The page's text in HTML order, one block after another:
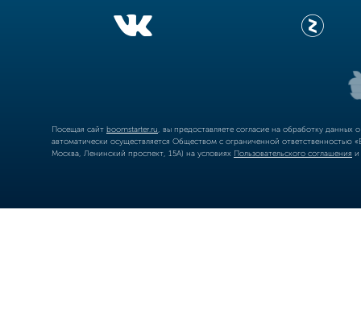
Посещая сайт boomstarter.ru , вы предоставляете согласие на обработку
автоматически осуществляется Обществом с ограниченной
Москва, Ленинский проспект, 15А) на условиях Пользовательского соглашения и